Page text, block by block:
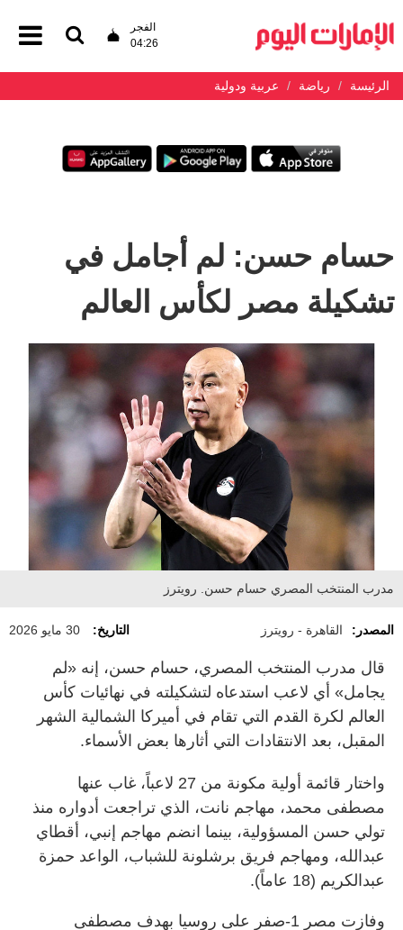
الفجر
04:26
الرئيسة رياضة عربية ودولية
حسام حسن: لم أجامل في
تشكيلة مصر لكأس العالم
مدرب المنتخب المصري حسام حسن. رويترز
المصدر: القاهرة - رويترز التاريخ: 30 مايو 2026
قال ​مدرب المنتخب المصري، حسام حسن، إنه «لم
يجامل» أي لاعب استدعاه لتشكيلته في نهائيات كأس
‌العالم لكرة ​القدم التي تقام في أميركا الشمالية الشهر
المقبل، بعد الانتقادات التي أثارها بعض الأسماء.
واختار قائمة أولية مكونة من 27 لاعباً، غاب عنها
مصطفى محمد، مهاجم نانت، الذي تراجعت أدواره منذ
تولي حسن المسؤولية، بينما انضم مهاجم إنبي، أقطاي
عبدالله، ومهاجم فريق برشلونة ⁠للشباب، الواعد حمزة
عبدالكريم (18 عاماً).
وفازت مصر 1-صفر على روسيا بهدف مصطفى